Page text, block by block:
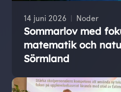
14 juni 2026 Noder
Sommarlov med
matematik och
Sörmland